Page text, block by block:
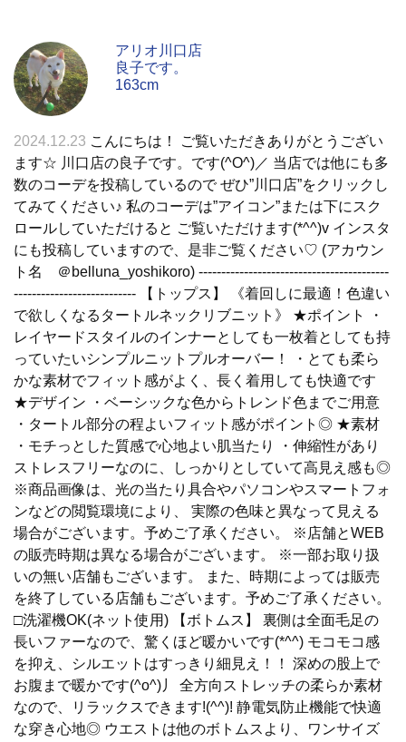
アリオ川口店
良子です。
163cm
2024.12.23 こんにちは！ ご覧いただきありがとうござい
ます☆ 川口店の良子です。です(^O^)／ 当店では他にも多
数のコーデを投稿しているので ぜひ”川口店”をクリックし
てみてください♪ 私のコーデは”アイコン”または下にスク
ロールしていただけると ご覧いただけます(*^^)v インスタ
にも投稿していますので、是非ご覧ください♡ (アカウン
ト名 ＠belluna_yoshikoro) ------------------------------------------
--------------------------- 【トップス】 《着回しに最適！色違い
で欲しくなるタートルネックリブニット》 ★ポイント ・
レイヤードスタイルのインナーとしても一枚着としても持
っていたいシンプルニットプルオーバー！ ・とても柔ら
かな素材でフィット感がよく、長く着用しても快適です
★デザイン ・ベーシックな色からトレンド色までご用意
・タートル部分の程よいフィット感がポイント◎ ★素材
・モチっとした質感で心地よい肌当たり ・伸縮性があり
ストレスフリーなのに、しっかりとしていて高見え感も◎
※商品画像は、光の当たり具合やパソコンやスマートフォ
ンなどの閲覧環境により、 実際の色味と異なって見える
場合がございます。予めご了承ください。 ※店舗とWEB
の販売時期は異なる場合がございます。 ※一部お取り扱
いの無い店舗もございます。 また、時期によっては販売
を終了している店舗もございます。予めご了承ください。
□洗濯機OK(ネット使用) 【ボトムス】 裏側は全面毛足の
長いファーなので、驚くほど暖かいです(*^^) モコモコ感
を抑え、シルエットはすっきり細見え！！ 深めの股上で
お腹まで暖かです(^o^)丿 全方向ストレッチの柔らか素材
なので、リラックスできます!(^^)! 静電気防止機能で快適
な穿き心地◎ ウエストは他のボトムスより、ワンサイズ